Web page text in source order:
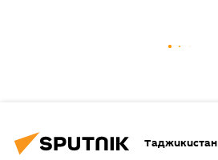
Таджикистан